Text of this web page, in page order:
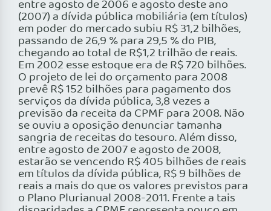
entre agosto de 2006 e agosto deste ano
(2007) a dívida pública mobiliária (em títulos)
em poder do mercado subiu R$ 31,2 bilhões,
passando de 26,9 % para 29,5 % do PIB,
chegando ao total de R$1,2 trilhão de reais.
Em 2002 esse estoque era de R$ 720 bilhões.
O projeto de lei do orçamento para 2008
prevê R$ 152 bilhões para pagamento dos
serviços da dívida pública, 3,8 vezes a
previsão da receita da CPMF para 2008. Não
se ouviu a oposição denunciar tamanha
sangria de receitas do tesouro. Além disso,
entre agosto de 2007 e agosto de 2008,
estarão se vencendo R$ 405 bilhões de reais
em títulos da dívida pública, R$ 9 bilhões de
reais a mais do que os valores previstos para
o Plano Plurianual 2008-2011. Frente a tais